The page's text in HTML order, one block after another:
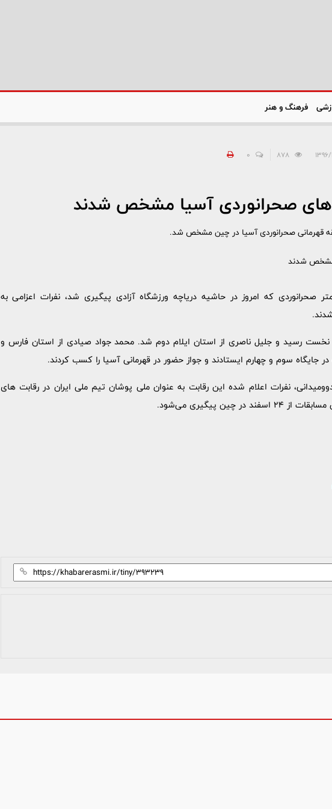
فرهنگ و هنر
0
صحرانوردی آسیا مشخص شدند
ایسنا، در پایان مسابقه ۱۰ کیلومتر صحرانوردی که امروز در حاشیه دریاچه ورزشگاه آزادی پیگیری شد، نفرات اعزامی به
نخست رسید و جلیل ناصری از استان ایلام دوم شد. محمد جواد صیادی از استان فارس و
جایگاه سوم و چهارم ایستادند و جواز حضور در قهرمانی آسیا را کسب کردند.
نفرات اعلام شده این رقابت به عنوان ملی پوشان تیم ملی ایران در رقابت های
پیگیری می‌شود.